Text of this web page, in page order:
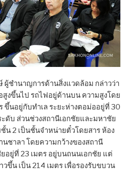
ผู้ชำนาญการด้านสิ่งแวดล้อม กล่าวว่า
งขึ้นไป รถไฟอยู่ด้านบน ความสูงโดย
ขึ้นอยู่กับทำเล ระยะห่างตอม่ออยู่ที่ 30
ดับ ส่วนช่วงสถานีเอกชัยและมหาชัย
น 2 เป็นชั้นจำหน่ายตั๋วโดยสาร ห้อง
นชาลา โดยความกว้างของสถานี
อยู่ที่ 23 เมตร อยู่บนถนนเอกชัย แต่
ขึ้น เป็น 214 เมตร เพื่อรองรับขบวน